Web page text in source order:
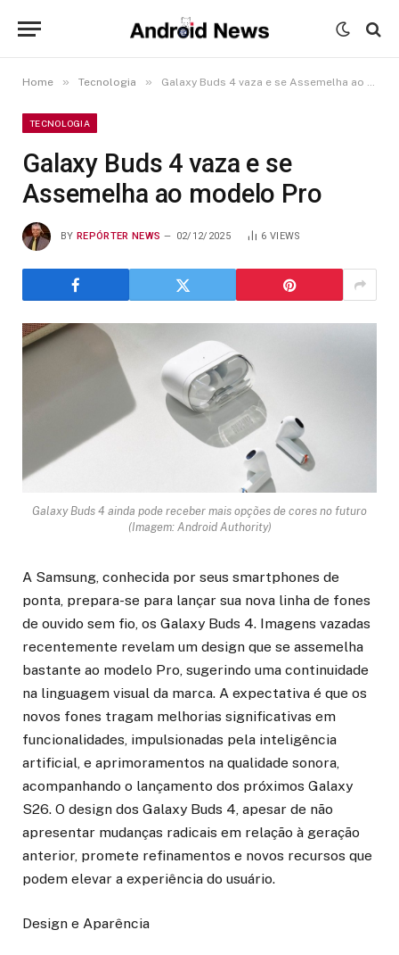
Home » Tecnologia » Galaxy Buds 4 vaza e se Assemelha ao modelo Pro
TECNOLOGIA
Galaxy Buds 4 vaza e se
Assemelha ao modelo Pro
BY REPÓRTER NEWS 02/12/2025 6 VIEWS
Galaxy Buds 4 ainda pode receber mais opções de cores no futuro
(Imagem: Android Authority)
A Samsung, conhecida por seus smartphones de
ponta, prepara-se para lançar sua nova linha de fones
de ouvido sem fio, os Galaxy Buds 4. Imagens vazadas
recentemente revelam um design que se assemelha
bastante ao modelo Pro, sugerindo uma continuidade
na linguagem visual da marca. A expectativa é que os
novos fones tragam melhorias significativas em
funcionalidades, impulsionadas pela inteligência
artificial, e aprimoramentos na qualidade sonora,
acompanhando o lançamento dos próximos Galaxy
S26. O design dos Galaxy Buds 4, apesar de não
apresentar mudanças radicais em relação à geração
anterior, promete refinamentos e novos recursos que
podem elevar a experiência do usuário.
Design e Aparência